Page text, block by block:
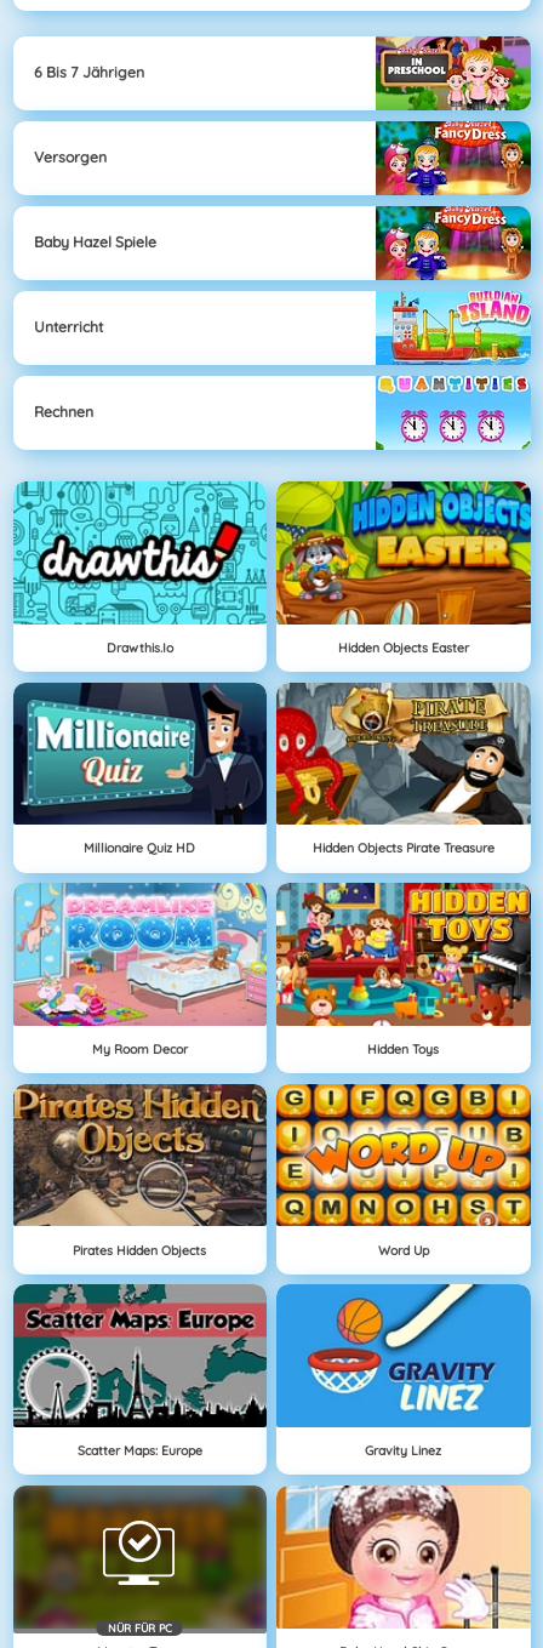
6 Bis 7 Jährigen
Versorgen
Baby Hazel Spiele
Unterricht
Rechnen
Drawthis.io Hidden Objects Easter
Millionaire Quiz HD Hidden Objects Pirate Treasure
My Room Decor Hidden Toys
Pirates Hidden Objects Word Up
Scatter Maps: Europe Gravity Linez
NÜR FÜR PC